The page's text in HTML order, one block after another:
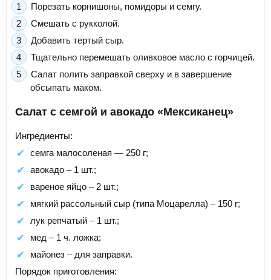
Порезать корнишоны, помидоры и семгу.
Смешать с рукколой.
Добавить тертый сыр.
Тщательно перемешать оливковое масло с горчицей.
Салат полить заправкой сверху и в завершение
обсыпать маком.
Салат с семгой и авокадо «Мексиканец»
Ингредиенты:
семга малосоленая — 250 г;
авокадо – 1 шт.;
вареное яйцо – 2 шт.;
мягкий рассольный сыр (типа Моцарелла) – 150 г;
лук репчатый – 1 шт.;
мед – 1 ч. ложка;
майонез – для заправки.
Порядок приготовления: